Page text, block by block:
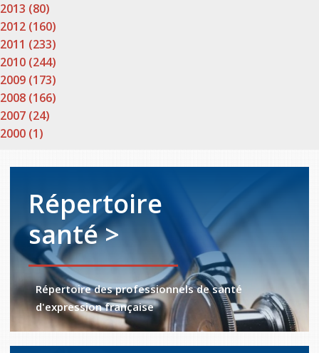
2013 (80)
2012 (160)
2011 (233)
2010 (244)
2009 (173)
2008 (166)
2007 (24)
2000 (1)
Répertoire
santé >
Répertoire des professionnels de santé
d'expression française